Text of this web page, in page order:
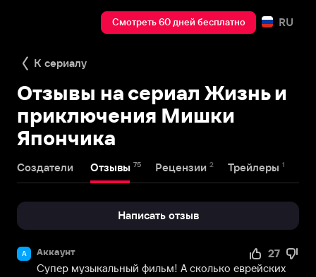
Смотреть 60 дней бесплатно RU
К сериалу
Отзывы на сериал Жизнь и
приключения Мишки
Япончика
Создатели Отзывы 75 Рецензии 2 Трейлеры 1
Написать отзыв
А Аккаунт
27
Супер музыкальный фильм! А сколько еврейских